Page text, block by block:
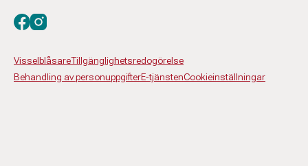
VisselblåsareTillgänglighetsredogörelse
Behandling av personuppgifterE-tjänstenCookieinställningar
Besök oss på facebook
Besök oss på instagram